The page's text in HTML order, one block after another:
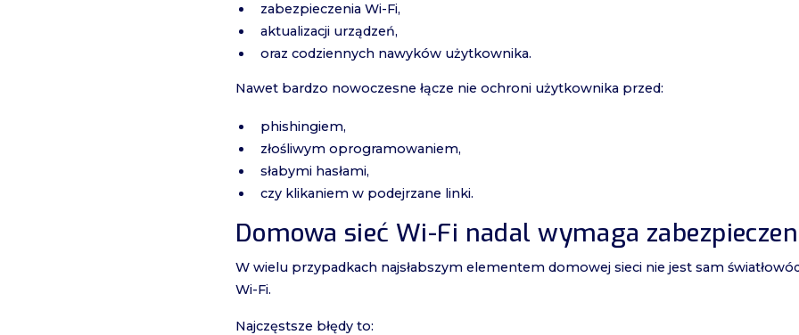
zabezpieczenia Wi-Fi,
aktualizacji urządzeń,
oraz codziennych nawyków użytkownika.
Nawet bardzo nowoczesne łącze nie ochroni użytkownika przed:
phishingiem,
złośliwym oprogramowaniem,
słabymi hasłami,
czy klikaniem w podejrzane linki.
Domowa sieć Wi-Fi nadal wymaga
W wielu przypadkach najsłabszym elementem domowej sieci nie jest sam
Wi-Fi.
Najczęstsze błędy to: